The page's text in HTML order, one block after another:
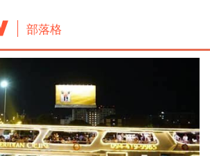
部落格